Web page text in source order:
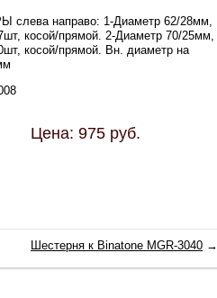
слева направо: 1-Диаметр 62/28мм,
косой/прямой. 2-Диаметр 70/25мм,
косой/прямой. Вн. диаметр на
Цена: 975 руб.
Шестерня к Binatone MGR-3040 →